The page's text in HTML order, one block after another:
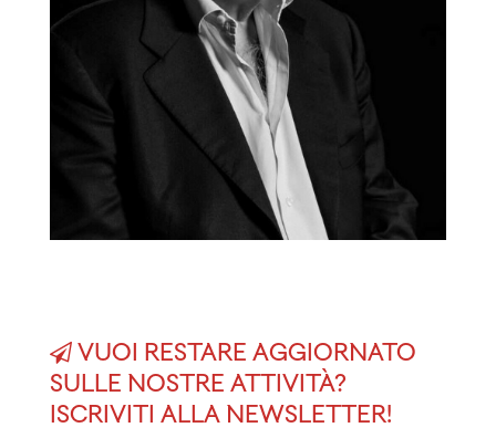
VUOI RESTARE AGGIORNATO
SULLE NOSTRE ATTIVITÀ?
ISCRIVITI ALLA NEWSLETTER!